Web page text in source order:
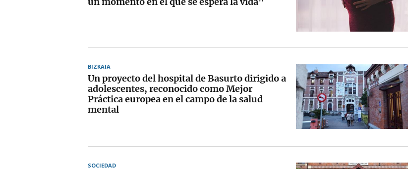
BIZKAIA
Un proyecto del hospital de Basurto dirigido a
adolescentes, reconocido como Mejor
Práctica europea en el campo de la salud
mental
SOCIEDAD